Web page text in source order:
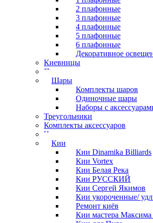
2 плафонные
3 плафонные
4 плафонные
5 плафонные
6 плафонные
Декоративное
Киевницы
Полочки
Шары
Комплекты шаров
Одиночные шары
Наборы с
Треугольники
Комплекты аксессуаров
Часы
Кии
Кии Dinamika Billiards
Кии Vortex
Кии Белая Река
Кии РУССКИЙ
Кии Сергей Якимов
Кии укороченные/
Ремонт киёв
Кии мастера Максима